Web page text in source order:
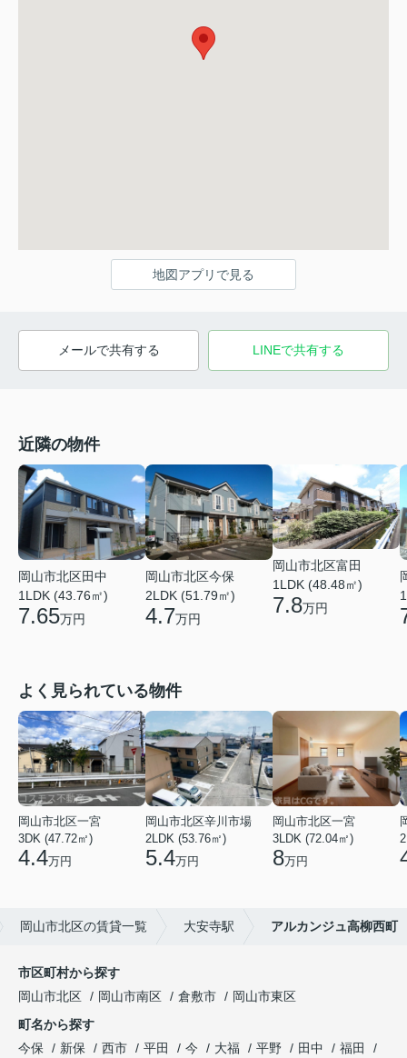
地図アプリで見る
メールで共有する LINEで共有する
近隣の物件
岡山市北区田中
1LDK (43.76㎡)
7.65万円
岡山市北区今保
2LDK (51.79㎡)
4.7万円
岡山市北区富田
1LDK (48.48㎡)
7.8万円
よく見られている物件
岡山市北区一宮
3DK (47.72㎡)
4.4万円
岡山市北区辛川市場
2LDK (53.76㎡)
5.4万円
岡山市北区一宮
3LDK (72.04㎡)
8万円
岡山市北区の賃貸一覧 大安寺駅 アルカンジュ高柳西町
市区町村から探す
岡山市北区
岡山市南区 倉敷市
岡山市東区
町名から探す
今保
新保 西市 平田 今 大福 平野 田中
福田